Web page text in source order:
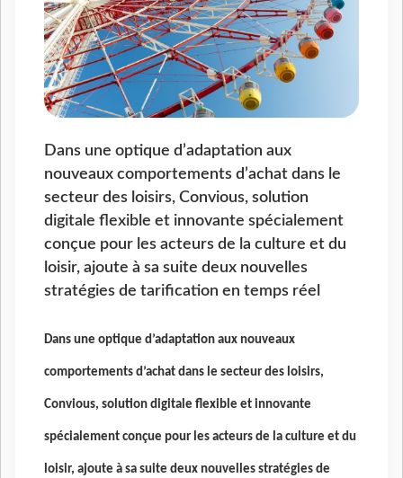
Dans une optique d’adaptation aux
nouveaux comportements d’achat dans le
secteur des loisirs, Convious, solution
digitale flexible et innovante spécialement
conçue pour les acteurs de la culture et du
loisir, ajoute à sa suite deux nouvelles
stratégies de tarification en temps réel
Dans une optique d’adaptation aux nouveaux
comportements d’achat dans le secteur des loisirs,
Convious, solution digitale flexible et innovante
spécialement conçue pour les acteurs de la culture et du
loisir, ajoute à sa suite deux nouvelles stratégies de